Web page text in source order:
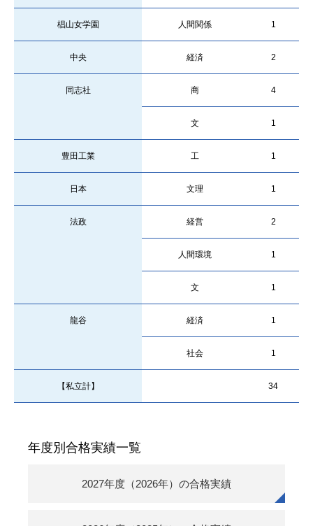
椙山女学園 人間関係 1
中央 経済 2
同志社 商 4
文 1
豊田工業 工 1
日本 文理 1
法政 経営 2
人間環境 1
文 1
龍谷 経済 1
社会 1
【私立計】 34
年度別合格実績一覧
2027年度（2026年）の合格実績